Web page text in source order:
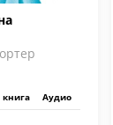
книга Аудио